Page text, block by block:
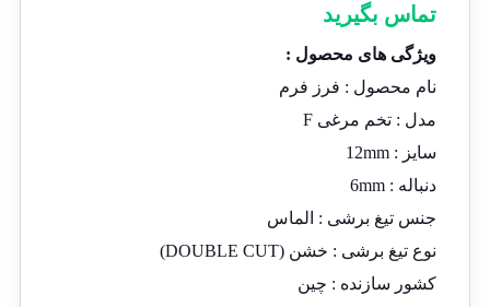
تماس بگیرید
ویژگی های محصول :
نام محصول : فرز فرم
مدل : تخم مرغی F
سایز : 12mm
دنباله : 6mm
جنس تیغ برشی : الماس
نوع تیغ برشی : خشن (DOUBLE CUT)
کشور سازنده : چین